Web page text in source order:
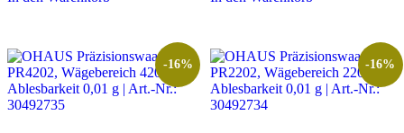
-16% -16%